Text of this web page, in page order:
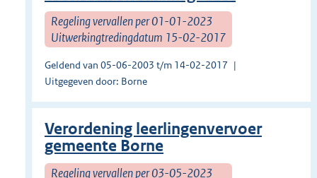
Regeling vervallen per 01-01-2023
Uitwerkingtredingdatum 15-02-2017
Geldend van 05-06-2003 t/m 14-02-2017
Uitgegeven door: Borne
Verordening leerlingenvervoer
gemeente Borne
Regeling vervallen per 03-05-2023